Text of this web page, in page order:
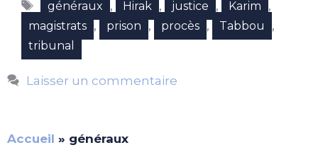
Étiquettes
généraux , Hirak , justice , Karim ,
magistrats , prison , procès , Tabbou ,
tribunal
Laisser un commentaire
Accueil » généraux